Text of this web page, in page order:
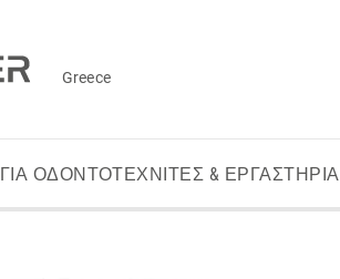
Greece
ΓΙΑ ΟΔΟΝΤΟΤΕΧΝΙΤΕΣ & ΕΡΓΑΣΤΗΡΙΑ